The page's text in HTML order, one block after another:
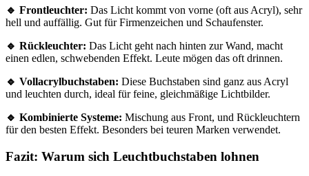
🔹 Frontleuchter: Das Licht kommt von vorne (oft aus Acryl), sehr
hell und auffällig. Gut für Firmenzeichen und Schaufenster.
🔹 Rückleuchter: Das Licht geht nach hinten zur Wand, macht
einen edlen, schwebenden Effekt. Leute mögen das oft drinnen.
🔹 Vollacrylbuchstaben: Diese Buchstaben sind ganz aus Acryl
und leuchten durch, ideal für feine, gleichmäßige Lichtbilder.
🔹 Kombinierte Systeme: Mischung aus Front, und Rückleuchtern
für den besten Effekt. Besonders bei teuren Marken verwendet.
Fazit: Warum sich Leuchtbuchstaben lohnen